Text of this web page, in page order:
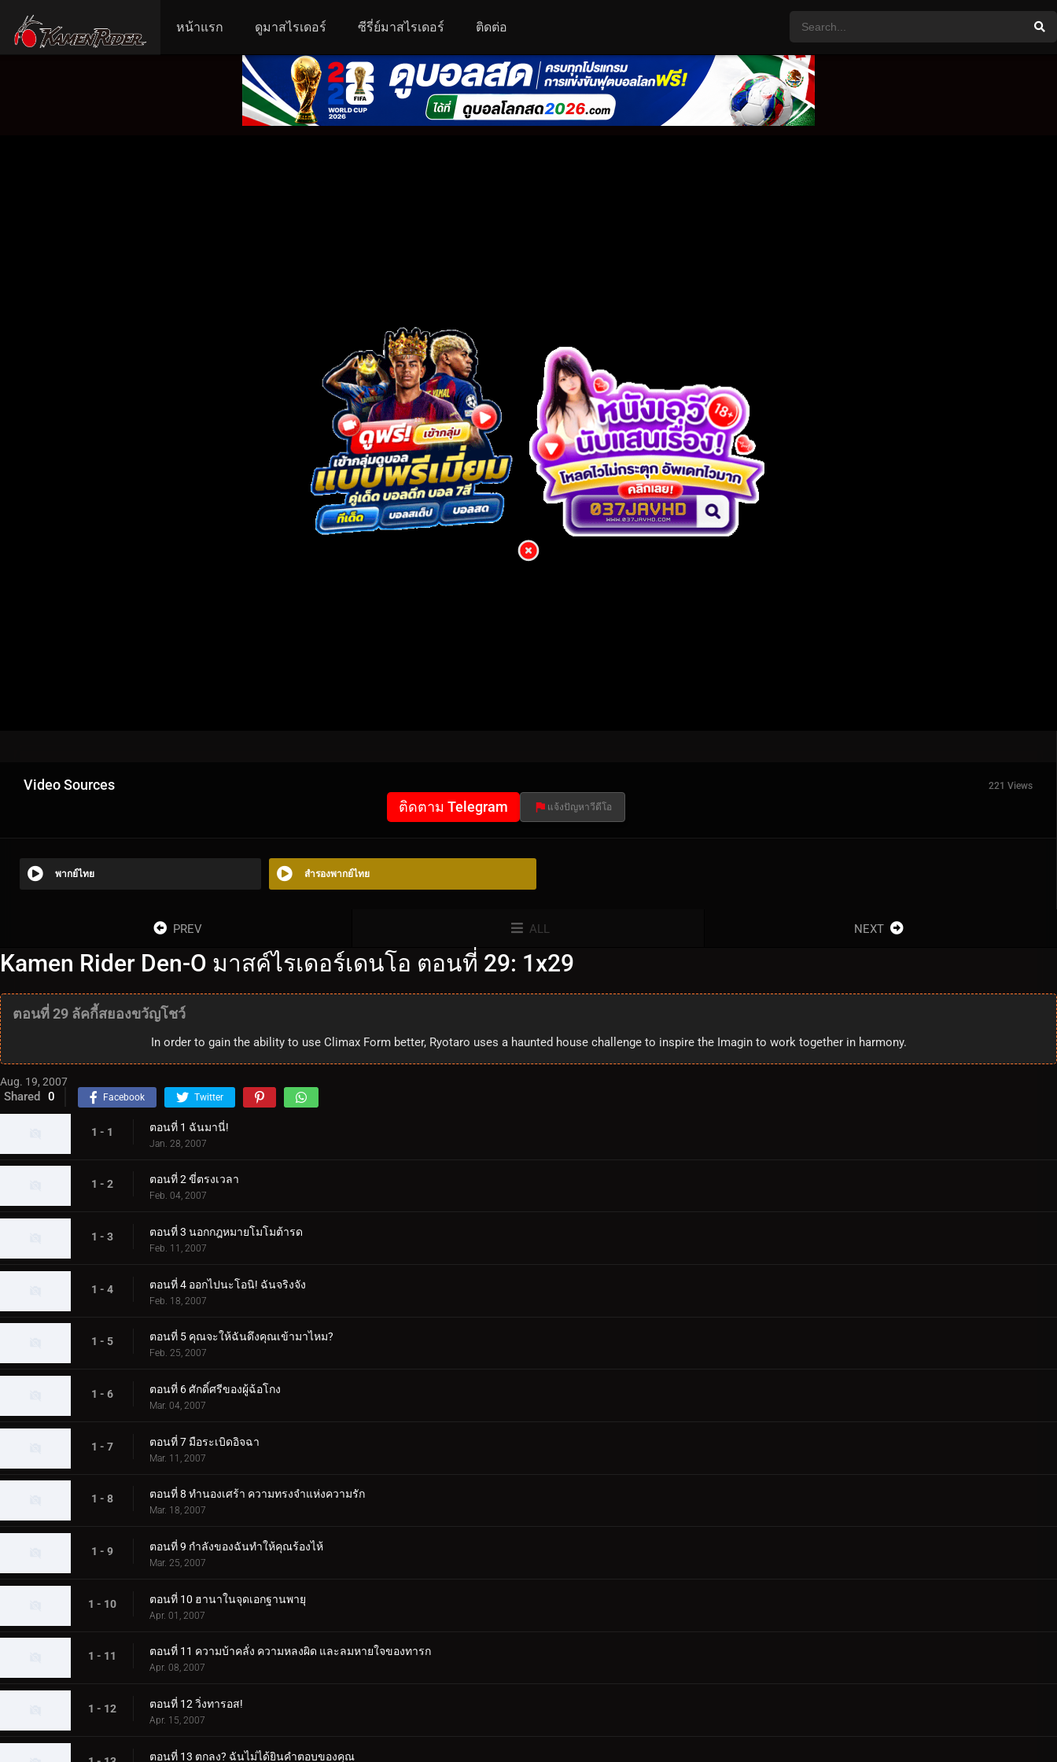
หน้าแรก ดูมาสไรเดอร์ ซีรี่ย์มาสไรเดอร์ ติดต่อ
Video Sources 221 Views
ติดตาม Telegram แจ้งปัญหาวีดีโอ
พากย์ไทย สำรองพากย์ไทย
PREV ALL NEXT
Kamen Rider Den-O มาสค์ไรเดอร์เดนโอ ตอนที่ 29: 1x29
ตอนที่ 29 ลัคกี้สยองขวัญโชว์
In order to gain the ability to use Climax Form better, Ryotaro uses a haunted house challenge to inspire the Imagin to work together in harmony.
Aug. 19, 2007
Shared 0 Facebook Twitter
1 - 1 ตอนที่ 1 ฉันมานี่!
Jan. 28, 2007
1 - 2 ตอนที่ 2 ขี่ตรงเวลา
Feb. 04, 2007
1 - 3 ตอนที่ 3 นอกกฎหมายโมโมต้ารด
Feb. 11, 2007
1 - 4 ตอนที่ 4 ออกไปนะโอนิ! ฉันจริงจัง
Feb. 18, 2007
1 - 5 ตอนที่ 5 คุณจะให้ฉันดึงคุณเข้ามาไหม?
Feb. 25, 2007
1 - 6 ตอนที่ 6 ศักดิ์ศรีของผู้ฉ้อโกง
Mar. 04, 2007
1 - 7 ตอนที่ 7 มือระเบิดอิจฉา
Mar. 11, 2007
1 - 8 ตอนที่ 8 ทำนองเศร้า ความทรงจำแห่งความรัก
Mar. 18, 2007
1 - 9 ตอนที่ 9 กำลังของฉันทำให้คุณร้องไห้
Mar. 25, 2007
1 - 10 ตอนที่ 10 ฮานาในจุดเอกฐานพายุ
Apr. 01, 2007
1 - 11 ตอนที่ 11 ความบ้าคลั่ง ความหลงผิด และลมหายใจของทารก
Apr. 08, 2007
1 - 12 ตอนที่ 12 วิ่งทารอส!
Apr. 15, 2007
ตอนที่ 13 ตกลง? ฉันไม่ได้ยินคำตอบของคุณ